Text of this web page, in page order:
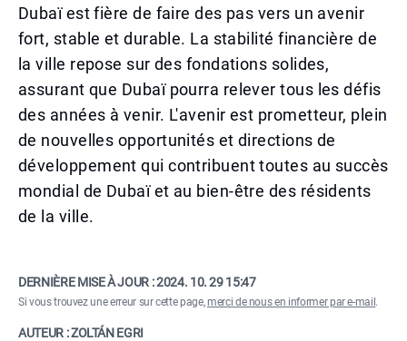
Dubaï est fière de faire des pas vers un avenir
fort, stable et durable. La stabilité financière de
la ville repose sur des fondations solides,
assurant que Dubaï pourra relever tous les défis
des années à venir. L'avenir est prometteur, plein
de nouvelles opportunités et directions de
développement qui contribuent toutes au succès
mondial de Dubaï et au bien-être des résidents
de la ville.
DERNIÈRE MISE À JOUR :2024. 10. 29 15:47
Si vous trouvez une erreur sur cette page,merci de nous en informer par e-mail .
AUTEUR : ZOLTÁN EGRI